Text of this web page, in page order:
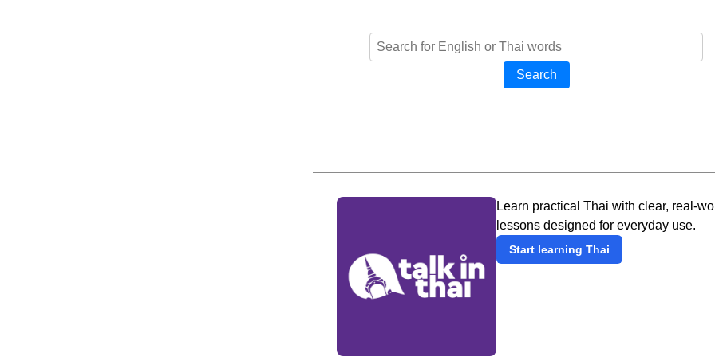
Search
Learn practical Thai with clear, real-
lessons designed for everyday use.
Start learning Thai